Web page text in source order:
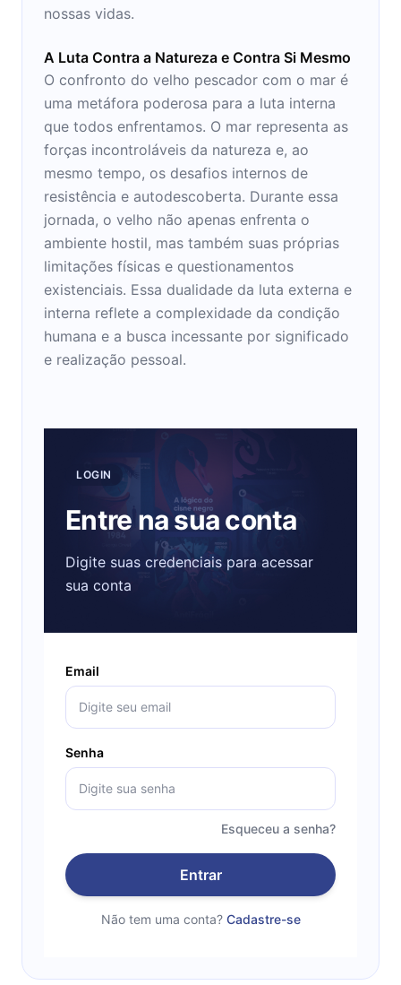
nossas vidas.
A Luta Contra a Natureza e Contra Si Mesmo
O confronto do velho pescador com o mar é
uma metáfora poderosa para a luta interna
que todos enfrentamos. O mar representa as
forças incontroláveis da natureza e, ao
mesmo tempo, os desafios internos de
resistência e autodescoberta. Durante essa
jornada, o velho não apenas enfrenta o
ambiente hostil, mas também suas próprias
limitações físicas e questionamentos
existenciais. Essa dualidade da luta externa e
interna reflete a complexidade da condição
humana e a busca incessante por significado
e realização pessoal.
LOGIN
Entre na sua conta
Digite suas credenciais para acessar
sua conta
Email
Senha
Esqueceu a senha?
Entrar
Não tem uma conta? Cadastre-se